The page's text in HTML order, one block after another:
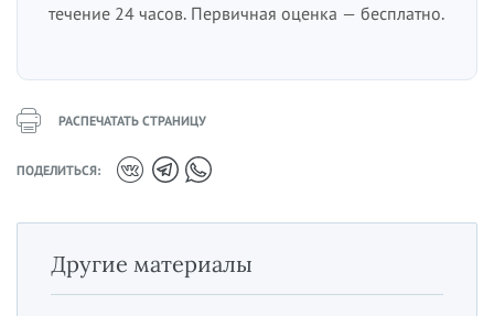
течение 24 часов. Первичная оценка — бесплатно.
РАСПЕЧАТАТЬ СТРАНИЦУ
ПОДЕЛИТЬСЯ:
Другие материалы